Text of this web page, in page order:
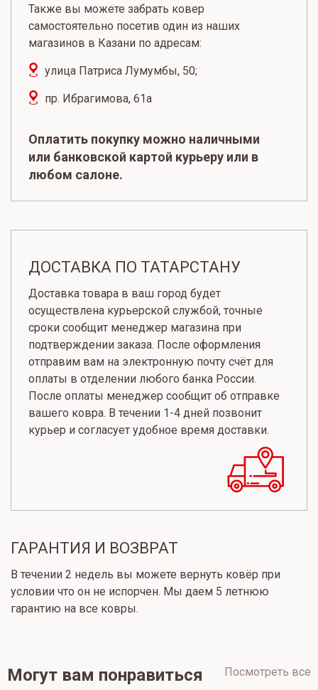
Также вы можете забрать ковер
самостоятельно посетив один из наших
магазинов в Казани по адресам:
улица Патриса Лумумбы, 50;
пр. Ибрагимова, 61а
Оплатить покупку можно наличными
или банковской картой курьеру или в
любом салоне.
ДОСТАВКА ПО ТАТАРСТАНУ
Доставка товара в ваш город будет
осуществлена курьерской службой, точные
сроки сообщит менеджер магазина при
подтверждении заказа. После оформления
отправим вам на электронную почту счёт для
оплаты в отделении любого банка России.
После оплаты менеджер сообщит об отправке
вашего ковра. В течении 1-4 дней позвонит
курьер и согласует удобное время доставки.
ГАРАНТИЯ И ВОЗВРАТ
В течении 2 недель вы можете вернуть ковёр при
условии что он не испорчен. Мы даем 5 летнюю
гарантию на все ковры.
Могут вам понравиться Посмотреть все